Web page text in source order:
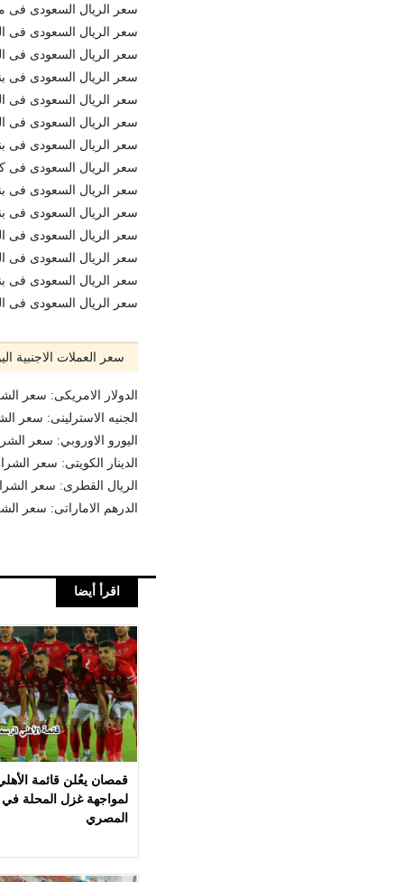
سعر الريال السعودى فى مصرف-
سعر الريال السعودى فى البنك-
سعر الريال السعودى فى البنك-
سعر الريال السعودى فى بنك-
سعر الريال السعودى فى البنك-
سعر الريال السعودى فى البنك-
سعر الريال السعودى فى بنك-مصر:
سعر الريال السعودى فى كريدي-
سعر الريال السعودى فى بنك-
سعر الريال السعودى فى بنك-بيريوس:
سعر الريال السعودى فى المصرف-
سعر الريال السعودى فى البنك-
سعر الريال السعودى فى بنك-
سعر الريال السعودى فى المصرف-
سعر العملات الاجنبية
الدولار الامريكى: سعر الشراء 15.66 جنيها، سعر البيع
الجنيه الاسترلينى: سعر الشراء 20.34 جنيها ، سعر البيع
اليورو الاوروبي: سعر الشراء 17.05 جنيها، سعر البيع
الدينار الكويتى: سعر الشراء 49.50 جنيها، سعر البيع 51.79
الريال القطرى: سعر الشراء 4.01 جنيها، سعر البيع 4.32
الدرهم الاماراتى: سعر الشراء 4.26 جنيها، سعر البيع
اقرأ أيضا
قمصان يعُلن قائمة
لمواجهة غزل المحلة في
المصري